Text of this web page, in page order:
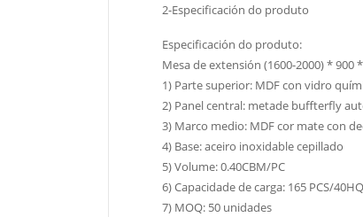
2-Especificación do produto
Especificación do produto:
Mesa de extensión (1600-2000) * 900
1) Parte superior: MDF con vidro
2) Panel central: metade buffterfly
3) Marco medio: MDF cor mate con
4) Base: aceiro inoxidable cepillado
5) Volume: 0.40CBM/PC
6) Capacidade de carga: 165 PCS/40HQ
7) MOQ: 50 unidades